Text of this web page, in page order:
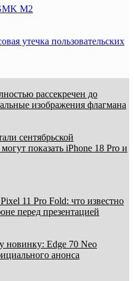
M2
утечка пользовательских
рассекречен до
изображения флагмана
сентябрьской
показать iPhone 18 Pro и
11 Pro Fold: что известно
перед презентацией
новинку: Edge 70 Neo
анонса